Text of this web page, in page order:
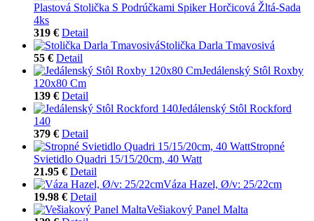
Plastová Stolička S Podrúčkami Spiker Horčicová Žltá-Sada
4ks
319 € Detail
Stolička Darla Tmavosivá
55 € Detail
Jedálenský Stôl Roxby
120x80 Cm
139 € Detail
Jedálenský Stôl Rockford
140
379 € Detail
Stropné
Svietidlo Quadri 15/15/20cm, 40 Watt
21.95 € Detail
Váza Hazel, Ø/v: 25/22cm
19.98 € Detail
Vešiakový Panel Malta